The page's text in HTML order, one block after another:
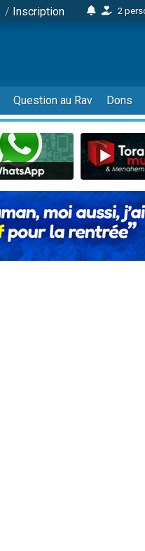
/ Inscription
2
11
3
Il
2
29
Il
2
6
4
2
4
Question au Rav Dons